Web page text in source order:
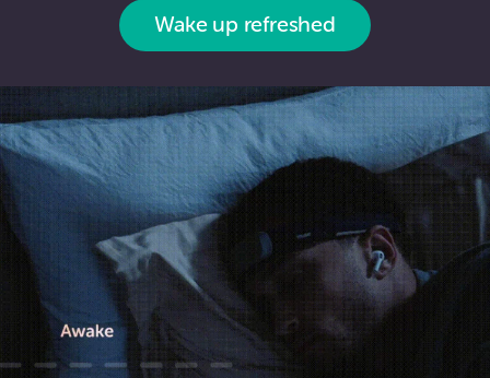
Wake up refreshed